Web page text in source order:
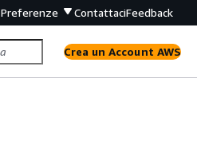
Preferenze ContattaciFeedback
Crea un Account AWS